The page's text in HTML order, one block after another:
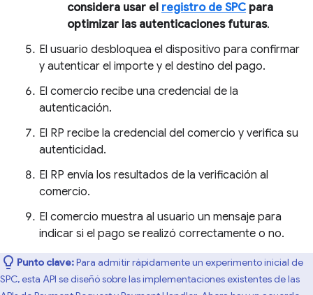
considera usar el registro de SPC para
optimizar las autenticaciones futuras.
El usuario desbloquea el dispositivo para confirmar
y autenticar el importe y el destino del pago.
El comercio recibe una credencial de la
autenticación.
El RP recibe la credencial del comercio y verifica su
autenticidad.
El RP envía los resultados de la verificación al
comercio.
El comercio muestra al usuario un mensaje para
indicar si el pago se realizó correctamente o no.
Punto clave:Para admitir rápidamente un experimento inicial de
SPC, esta API se diseñó sobre las implementaciones existentes de las